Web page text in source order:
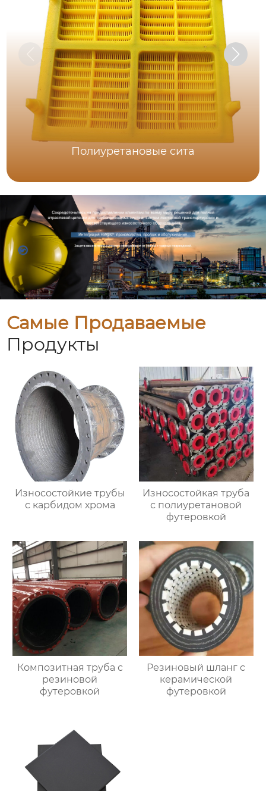
Полиуретановые сита
Самые Продаваемые
Продукты
Износостойкие трубы
с карбидом хрома
Износостойкая труба
с полиуретановой
футеровкой
Композитная труба с
резиновой
футеровкой
Резиновый шланг с
керамической
футеровкой